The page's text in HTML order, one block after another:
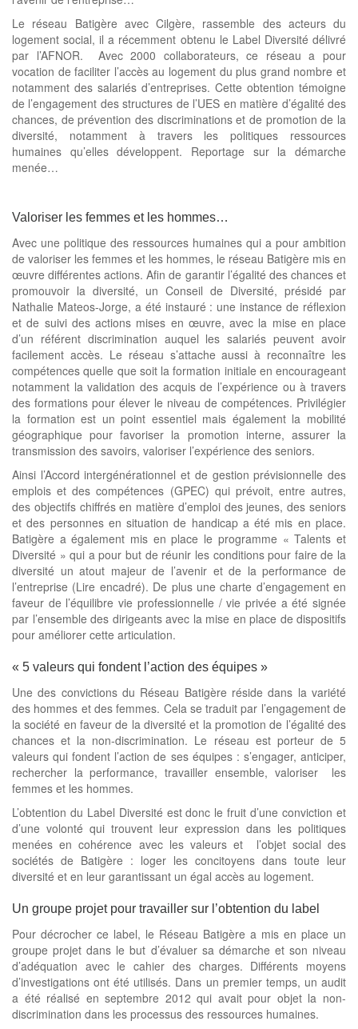
Le réseau Batigère avec Cilgère, rassemble des acteurs du
logement social, il a récemment obtenu le Label Diversité délivré
par l’AFNOR. Avec 2000 collaborateurs, ce réseau a pour
vocation de faciliter l’accès au logement du plus grand nombre et
notamment des salariés d’entreprises. Cette obtention témoigne
de l’engagement des structures de l’UES en matière d’égalité des
chances, de prévention des discriminations et de promotion de la
diversité, notamment à travers les politiques ressources
humaines qu’elles développent. Reportage sur la démarche
menée…
Valoriser les femmes et les hommes…
Avec une politique des ressources humaines qui a pour ambition
de valoriser les femmes et les hommes, le réseau Batigère mis en
œuvre différentes actions. Afin de garantir l’égalité des chances et
promouvoir la diversité, un Conseil de Diversité, présidé par
Nathalie Mateos-Jorge, a été instauré : une instance de réflexion
et de suivi des actions mises en œuvre, avec la mise en place
d’un référent discrimination auquel les salariés peuvent avoir
facilement accès. Le réseau s’attache aussi à reconnaître les
compétences quelle que soit la formation initiale en encourageant
notamment la validation des acquis de l’expérience ou à travers
des formations pour élever le niveau de compétences. Privilégier
la formation est un point essentiel mais également la mobilité
géographique pour favoriser la promotion interne, assurer la
transmission des savoirs, valoriser l’expérience des seniors.
Ainsi l’Accord intergénérationnel et de gestion prévisionnelle des
emplois et des compétences (GPEC) qui prévoit, entre autres,
des objectifs chiffrés en matière d’emploi des jeunes, des seniors
et des personnes en situation de handicap a été mis en place.
Batigère a également mis en place le programme « Talents et
Diversité » qui a pour but de réunir les conditions pour faire de la
diversité un atout majeur de l’avenir et de la performance de
l’entreprise (Lire encadré). De plus une charte d’engagement en
faveur de l’équilibre vie professionnelle / vie privée a été signée
par l’ensemble des dirigeants avec la mise en place de dispositifs
pour améliorer cette articulation.
« 5 valeurs qui fondent l’action des équipes »
Une des convictions du Réseau Batigère réside dans la variété
des hommes et des femmes. Cela se traduit par l’engagement de
la société en faveur de la diversité et la promotion de l’égalité des
chances et la non-discrimination. Le réseau est porteur de 5
valeurs qui fondent l’action de ses équipes : s’engager, anticiper,
rechercher la performance, travailler ensemble, valoriser les
femmes et les hommes.
L’obtention du Label Diversité est donc le fruit d’une conviction et
d’une volonté qui trouvent leur expression dans les politiques
menées en cohérence avec les valeurs et l’objet social des
sociétés de Batigère : loger les concitoyens dans toute leur
diversité et en leur garantissant un égal accès au logement.
Un groupe projet pour travailler sur l’obtention du label
Pour décrocher ce label, le Réseau Batigère a mis en place un
groupe projet dans le but d’évaluer sa démarche et son niveau
d’adéquation avec le cahier des charges. Différents moyens
d’investigations ont été utilisés. Dans un premier temps, un audit
a été réalisé en septembre 2012 qui avait pour objet la non-
discrimination dans les processus des ressources humaines.